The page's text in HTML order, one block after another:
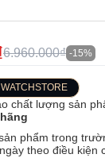
6.960.000₫ -15%
chất lượng sản
phẩm trong
theo điều kiện